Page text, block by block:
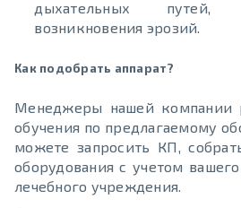
дыхательных путей,
возникновения эрозий.
Как подобрать аппарат?
Менеджеры нашей компании
обучения по предлагаемому
можете запросить КП,
оборудования с учетом
лечебного учреждения.